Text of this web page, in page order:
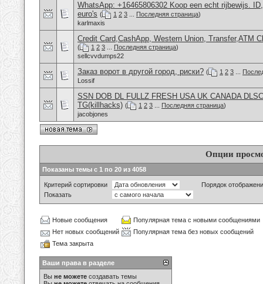
WhatsApp: +16465806302 Koop een echt rijbewijs.
euro's ( 1 2 3 Последняя страница)
karlmaxis
Credit Card,CashApp, Western Union, Transfer,ATM
( 1 2 3 Последняя страница)
sellcvvdumps22
Заказ ворот в другой город, риски? ( 1 2 3
Lossif
SSN DOB DL FULLZ FRESH USA UK CANADA
TG(killhacks) ( 1 2 3 Последняя страница)
jacobjones
Опции
Показаны темы с 1 по 20 из 4058
Критерий сортировки
Порядок
Показать
Новые сообщения
Популярная тема с новыми сообщениями
Нет новых сообщений
Популярная тема без новых сообщений
Тема закрыта
Ваши права в разделе
Вы не можете создавать темы